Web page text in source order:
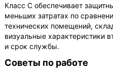
Класс С обеспечивает
меньших затратах по
технических помещений,
визуальные характеристики
и срок службы.
Советы по работе